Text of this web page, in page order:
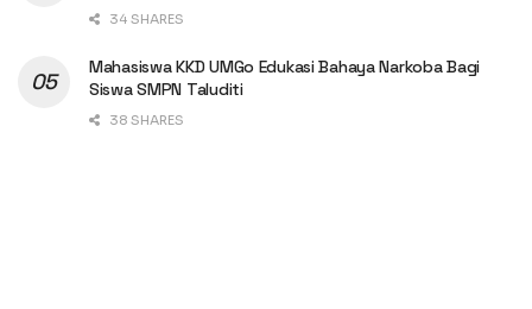
34 SHARES
Mahasiswa KKD UMGo Edukasi Bahaya Narkoba Bagi
Siswa SMPN Taluditi
38 SHARES